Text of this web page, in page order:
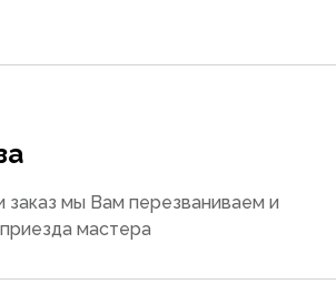
заказ мы Вам перезваниваем и
мастера